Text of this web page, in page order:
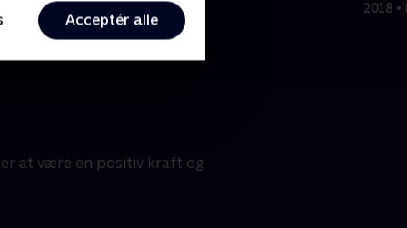
Acceptér alle
• Dokumentar • 37 min 2018
at være en positiv kraft og